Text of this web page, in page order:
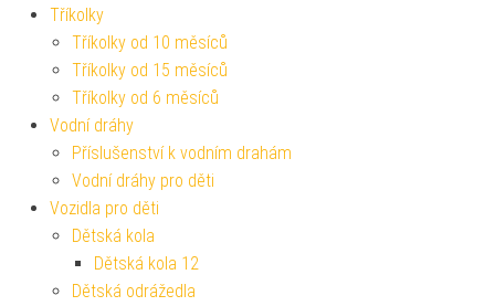
Tříkolky
Tříkolky od 10 měsíců
Tříkolky od 15 měsíců
Tříkolky od 6 měsíců
Vodní dráhy
Příslušenství k vodním drahám
Vodní dráhy pro děti
Vozidla pro děti
Dětská kola
Dětská kola 12
Dětská odrážedla